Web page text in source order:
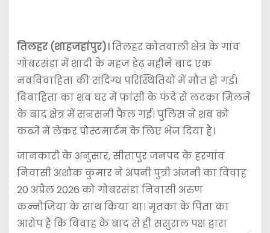
तिलहर (शाहजहांपुर)।तिलहर कोतवाली क्षेत्र के गांव
गोबरसंडा में शादी के महज डेढ़ महीने बाद एक
नवविवाहिता की संदिग्ध परिस्थितियों में मौत हो गई।
विवाहिता का शव घर में फांसी के फंदे से लटका मिलने
के बाद क्षेत्र में सनसनी फैल गई। पुलिस ने शव को
कब्जे में लेकर पोस्टमार्टम के लिए भेज दिया है।
जानकारी के अनुसार, सीतापुर जनपद के हरगांव
निवासी अशोक कुमार ने अपनी पुत्री अंजनी का विवाह
20 अप्रैल 2026 को गोबरसंडा निवासी अरुण
कन्नौजिया के साथ किया था। मृतका के पिता का
आरोप है कि विवाह के बाद से ही ससुराल पक्ष द्वारा